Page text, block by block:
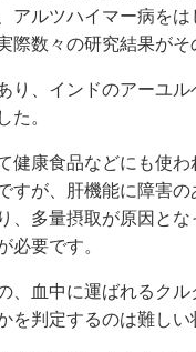
アルツハイマー病を
数々の研究結果がそ
り、インドのアーユ
た。
健康食品などにも使
すが、肝機能に障害
、多量摂取が原因と
必要です。
、血中に運ばれるク
判定するのは難しい